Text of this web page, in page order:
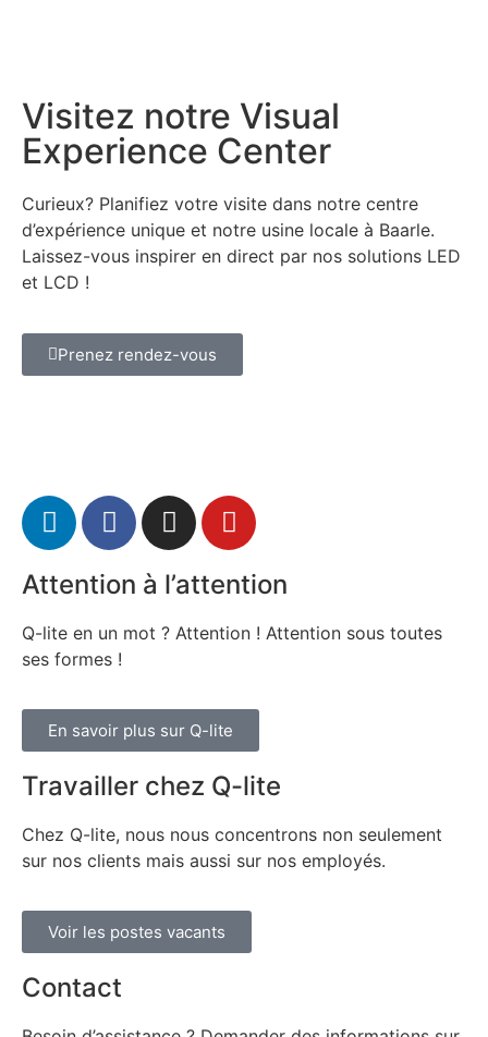
Visitez notre Visual
Experience Center
Curieux? Planifiez votre visite dans notre centre
d’expérience unique et notre usine locale à Baarle.
Laissez-vous inspirer en direct par nos solutions LED
et LCD !
Prenez rendez-vous
Attention à l’attention
Q-lite en un mot ? Attention ! Attention sous toutes
ses formes !
En savoir plus sur Q-lite
Travailler chez Q-lite
Chez Q-lite, nous nous concentrons non seulement
sur nos clients mais aussi sur nos employés.
Voir les postes vacants
Contact